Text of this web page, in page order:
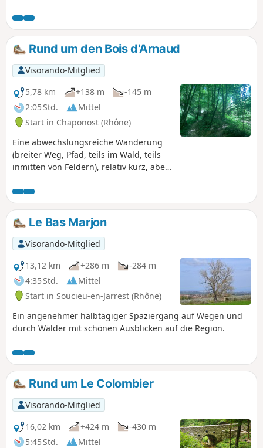
keinerlei Schwierigkeiten bereitet. Diese
Wanderung erfolgt in zwei Etappen: 1°)
um die Schächte Sauveur, Baytan,
Guérin und Dufélix herum; 2°) um den
Förderturm des Schachts Espérance
(von Bergbauverbänden rekonstruiert)
und eine kleine, heute bewaldete Halde
herum.
Rund um den Bois d'Arnaud
Visorando-Mitglied
5,78 km
+138 m
-145 m
2:05 Std.
Mittel
Start in Chaponost (Rhône)
Eine abwechslungsreiche Wanderung
(breiter Weg, Pfad, teils im Wald, teils
inmitten von Feldern), relativ kurz, aber
Le Bas Marjon
Visorando-Mitglied
13,12 km
+286 m
-284 m
4:35 Std.
Mittel
Start in Soucieu-en-Jarrest (Rhône)
Ein angenehmer halbtägiger Spaziergang auf Wegen und
durch Wälder mit schönen Ausblicken auf die Region.
Rund um Le Colombier
Visorando-Mitglied
16,02 km
+424 m
-430 m
5:45 Std.
Mittel